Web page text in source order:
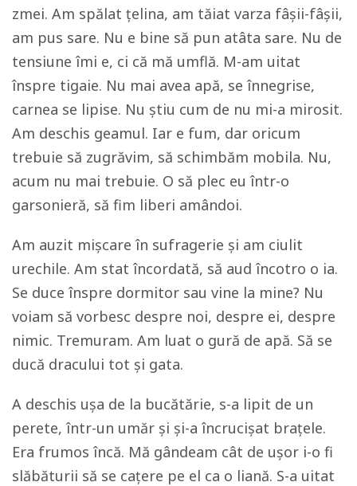
zmei. Am spălat țelina, am tăiat varza fâșii-fâșii,
am pus sare. Nu e bine să pun atâta sare. Nu de
tensiune îmi e, ci că mă umflă. M-am uitat
înspre tigaie. Nu mai avea apă, se înnegrise,
carnea se lipise. Nu știu cum de nu mi-a mirosit.
Am deschis geamul. Iar e fum, dar oricum
trebuie să zugrăvim, să schimbăm mobila. Nu,
acum nu mai trebuie. O să plec eu într-o
garsonieră, să fim liberi amândoi.
Am auzit mișcare în sufragerie și am ciulit
urechile. Am stat încordată, să aud încotro o ia.
Se duce înspre dormitor sau vine la mine? Nu
voiam să vorbesc despre noi, despre ei, despre
nimic. Tremuram. Am luat o gură de apă. Să se
ducă dracului tot și gata.
A deschis ușa de la bucătărie, s-a lipit de un
perete, într-un umăr și și-a încrucișat brațele.
Era frumos încă. Mă gândeam cât de ușor i-o fi
slăbăturii să se cațere pe el ca o liană. S-a uitat